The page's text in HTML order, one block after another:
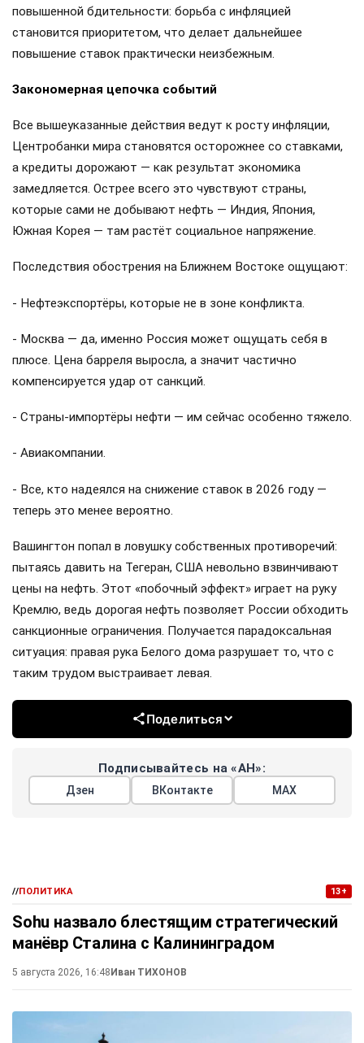
повышенной бдительности: борьба с инфляцией
становится приоритетом, что делает дальнейшее
повышение ставок практически неизбежным.
Закономерная цепочка событий
Все вышеуказанные действия ведут к росту инфляции,
Центробанки мира становятся осторожнее со ставками,
а кредиты дорожают — как результат экономика
замедляется. Острее всего это чувствуют страны,
которые сами не добывают нефть — Индия, Япония,
Южная Корея — там растёт социальное напряжение.
Последствия обострения на Ближнем Востоке ощущают:
- Нефтеэкспортёры, которые не в зоне конфликта.
- Москва — да, именно Россия может ощущать себя в
плюсе. Цена барреля выросла, а значит частично
компенсируется удар от санкций.
- Страны-импортёры нефти — им сейчас особенно тяжело.
- Авиакомпании.
- Все, кто надеялся на снижение ставок в 2026 году —
теперь это менее вероятно.
Вашингтон попал в ловушку собственных противоречий:
пытаясь давить на Тегеран, США невольно взвинчивают
цены на нефть. Этот «побочный эффект» играет на руку
Кремлю, ведь дорогая нефть позволяет России обходить
санкционные ограничения. Получается парадоксальная
ситуация: правая рука Белого дома разрушает то, что с
таким трудом выстраивает левая.
Поделиться
Подписывайтесь на «АН»:
Дзен ВКонтакте МАХ
//ПОЛИТИКА 13+
Sohu назвало блестящим стратегический
манёвр Сталина с Калининградом
5 августа 2026, 16:48Иван ТИХОНОВ